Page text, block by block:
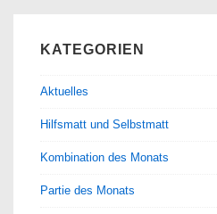
KATEGORIEN
Aktuelles
Hilfsmatt und Selbstmatt
Kombination des Monats
Partie des Monats